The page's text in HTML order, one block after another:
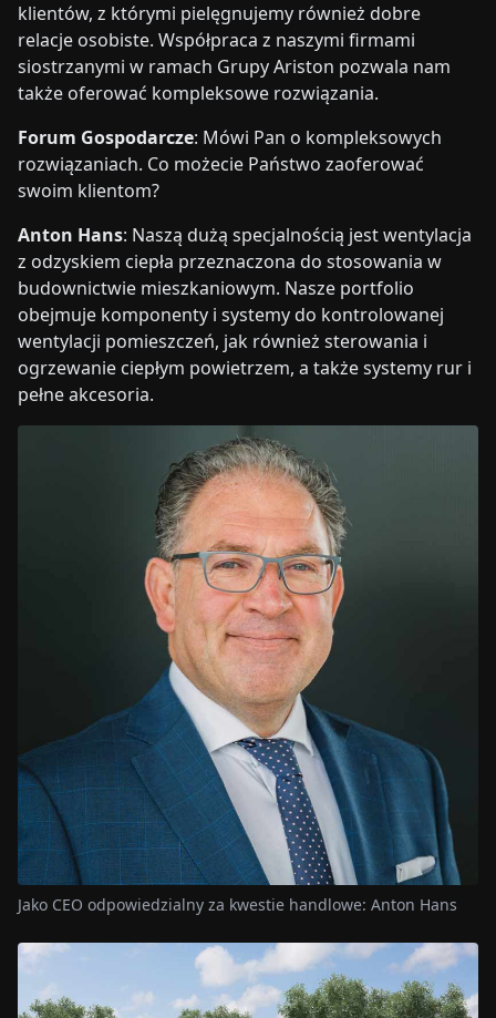
klientów, z którymi pielęgnujemy również dobre
relacje osobiste. Współpraca z naszymi firmami
siostrzanymi w ramach Grupy Ariston pozwala nam
także oferować kompleksowe rozwiązania.
Forum Gospodarcze: Mówi Pan o kompleksowych
rozwiązaniach. Co możecie Państwo zaoferować
swoim klientom?
Anton Hans: Naszą dużą specjalnością jest wentylacja
z odzyskiem ciepła przeznaczona do stosowania w
budownictwie mieszkaniowym. Nasze portfolio
obejmuje komponenty i systemy do kontrolowanej
wentylacji pomieszczeń, jak również sterowania i
ogrzewanie ciepłym powietrzem, a także systemy rur i
pełne akcesoria.
Jako CEO odpowiedzialny za kwestie handlowe: Anton Hans